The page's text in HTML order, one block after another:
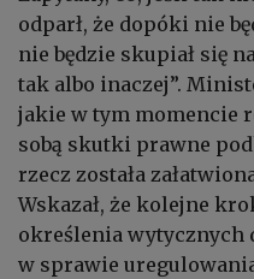
odparł, że dopóki nie
nie będzie skupiał się
tak albo inaczej”.
jakie w tym momencie
sobą skutki prawne
rzecz została
Wskazał, że kolejne
określenia
w sprawie